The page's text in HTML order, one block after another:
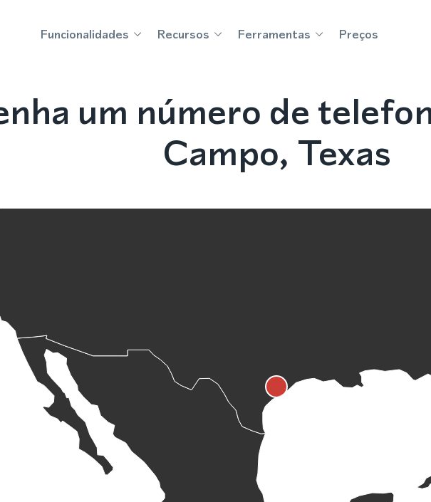
Funcionalidades Recursos Ferramentas Preços
um número de
Campo, Texas